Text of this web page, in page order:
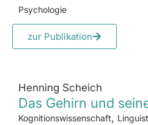
Psychologie
zur Publikation
Henning Scheich
Das Gehirn und
Kognitionswissenschaft,